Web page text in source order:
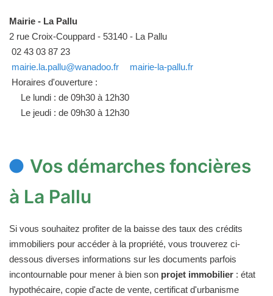
Mairie - La Pallu
2 rue Croix-Couppard - 53140 - La Pallu
02 43 03 87 23
mairie.la.pallu@wanadoo.fr
mairie-la-pallu.fr
Horaires d'ouverture :
Le lundi : de 09h30 à 12h30
Le jeudi : de 09h30 à 12h30
Vos démarches foncières
à La Pallu
Si vous souhaitez profiter de la baisse des taux des crédits
immobiliers pour accéder à la propriété, vous trouverez ci-
dessous diverses informations sur les documents parfois
incontournable pour mener à bien son projet immobilier : état
hypothécaire, copie d'acte de vente, certificat d'urbanisme